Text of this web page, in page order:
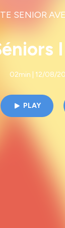
SENIOR
02min | 12/08/
PLAY